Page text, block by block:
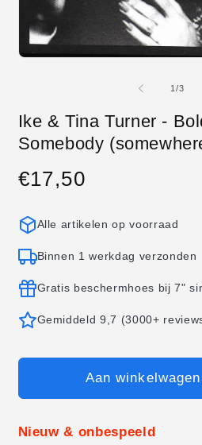
1/van
3
Ike & Tina Turner -
Somebody
Normale
€17,50
Alle artikelen op voorraad
Binnen 1 werkdag verzonden
Gratis beschermhoes bij 7"
Gemiddeld 9,7 (3000+
Aan
Nieuw & onbespeeld